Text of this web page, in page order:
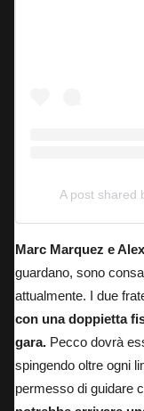
A post shared
Marc Marquez e
guardano, sono
attualmente. I due
con una doppietta
gara. Pecco dovrà
spingendo oltre ogni
permesso di guidare